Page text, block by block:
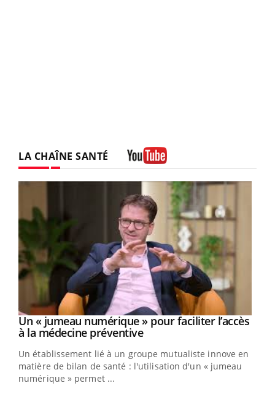
LA CHAÎNE SANTÉ
Youtube
Un « jumeau numérique » pour faciliter l’accès
à la médecine préventiveYoutube
Un établissement lié à un groupe mutualiste innove en
matière de bilan de santé : l'utilisation d'un « jumeau
numérique » permet ...